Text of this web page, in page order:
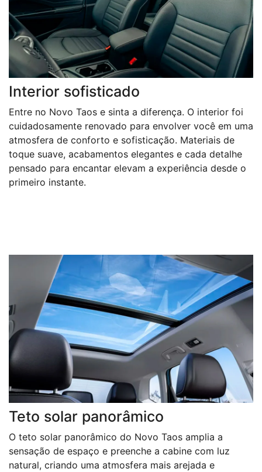
Interior sofisticado
Entre no Novo Taos e sinta a diferença. O interior foi
cuidadosamente renovado para envolver você em uma
atmosfera de conforto e sofisticação. Materiais de
toque suave, acabamentos elegantes e cada detalhe
pensado para encantar elevam a experiência desde o
primeiro instante.
Teto solar panorâmico
O teto solar panorâmico do Novo Taos amplia a
sensação de espaço e preenche a cabine com luz
natural, criando uma atmosfera mais arejada e